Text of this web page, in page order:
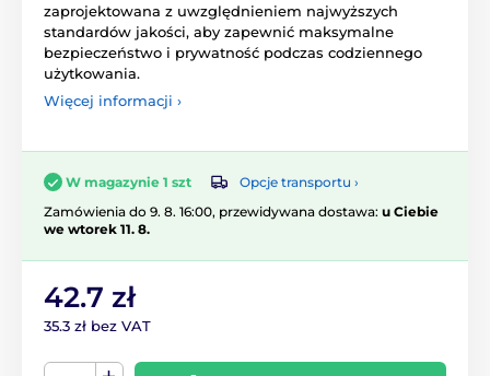
zaprojektowana z uwzględnieniem najwyższych
standardów jakości, aby zapewnić maksymalne
bezpieczeństwo i prywatność podczas codziennego
użytkowania.
Więcej informacji ›
W magazynie 1 szt
Opcje transportu ›
Zamówienia do 9. 8. 16:00, przewidywana dostawa: u Ciebie
we wtorek 11. 8.
42.7 zł
35.3 zł bez VAT